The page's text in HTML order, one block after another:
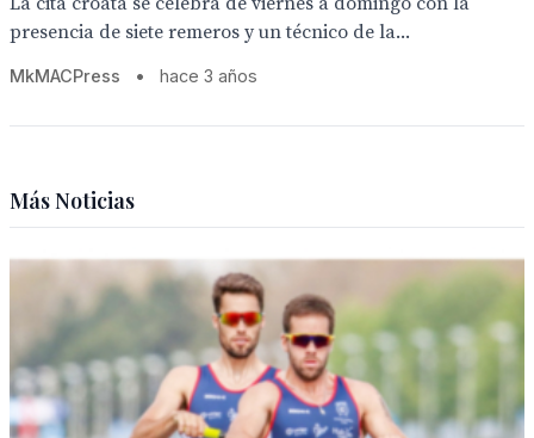
presencia de siete remeros y un técnico de la...
MkMACPress • hace 3 años
Más Noticias